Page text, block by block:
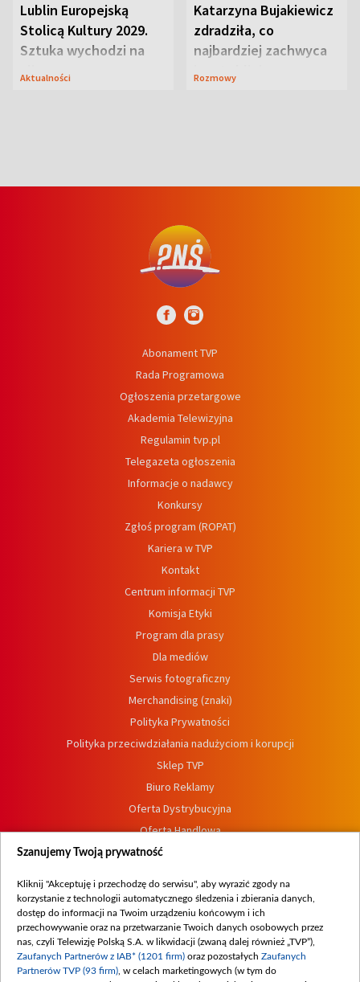
Lublin Europejską
Stolicą Kultury 2029.
Sztuka wychodzi na
ulice
Aktualności
Katarzyna Bujakiewicz
zdradziła, co
najbardziej zachwyca
ją w Lublinie
Rozmowy
Abonament TVP
Rada Programowa
Ogłoszenia przetargowe
Akademia Telewizyjna
Regulamin tvp.pl
Telegazeta ogłoszenia
Informacje o nadawcy
Konkursy
Zgłoś program (ROPAT)
Kariera w TVP
Kontakt
Centrum informacji TVP
Komisja Etyki
Program dla prasy
Dla mediów
Serwis fotograficzny
Merchandising (znaki)
Polityka Prywatności
Polityka przeciwdziałania nadużyciom i korupcji
Sklep TVP
Biuro Reklamy
Oferta Dystrybucyjna
Oferta Handlowa
Dostępność
Procedura zgłoszeń wewnętrznych
Szanujemy Twoją prywatność
Kliknij "Akceptuję i przechodzę do serwisu", aby wyrazić zgody na
korzystanie z technologii automatycznego śledzenia i zbierania danych,
dostęp do informacji na Twoim urządzeniu końcowym i ich
przechowywanie oraz na przetwarzanie Twoich danych osobowych przez
nas, czyli Telewizję Polską S.A. w likwidacji (zwaną dalej również „TVP”),
Zaufanych Partnerów z IAB* (1201 firm) oraz pozostałych Zaufanych
Partnerów TVP (93 firm) , w celach marketingowych (w tym do